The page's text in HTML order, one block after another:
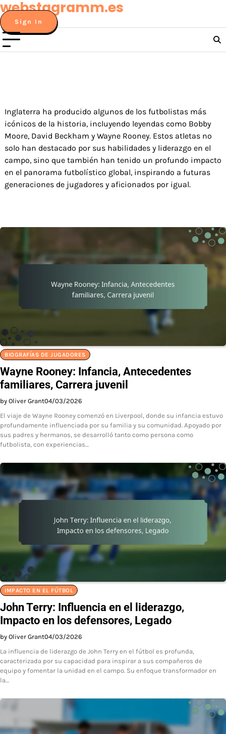
Skip
to
content
webstagramm.es
Sign In
Inglaterra ha producido algunos de los futbolistas más
icónicos de la historia, incluyendo leyendas como Bobby
Moore, David Beckham y Wayne Rooney. Estos atletas no
solo han destacado por sus habilidades y liderazgo en el
campo, sino que también han tenido un profundo impacto
en el panorama futbolístico global, inspirando a futuras
generaciones de jugadores y aficionados por igual.
BIOGRAFÍAS DE JUGADORES
Wayne Rooney: Infancia, Antecedentes
familiares, Carrera juvenil
by Oliver Grant04/03/2026
El viaje de Wayne Rooney comenzó en Liverpool, donde su infancia estuvo
profundamente influenciada por su familia y su comunidad. Apoyado por
sus padres y hermanos, se desarrolló tanto como persona como
futbolista, con experiencias…
IMPACTO EN EL FÚTBOL
John Terry: Influencia en el liderazgo,
Impacto en los defensores, Legado
by Oliver Grant04/03/2026
La influencia de liderazgo de John Terry en el fútbol es profunda,
caracterizada por su capacidad para inspirar a sus compañeros de
equipo y fomentar la unidad en el campo. Su enfoque transformador en
la…